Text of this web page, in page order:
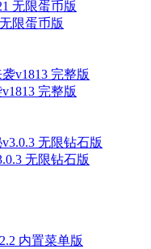
限蛋币版
完整版
无限钻石版